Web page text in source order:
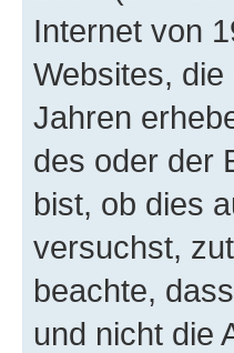
Internet von
Websites,
Jahren
des oder der
bist, ob dies
versuchst,
beachte,
und nicht die